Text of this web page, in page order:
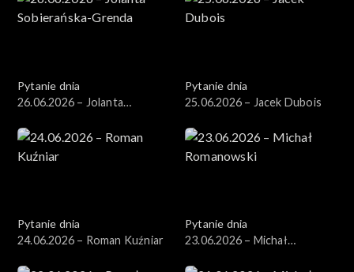
Pytanie dnia
26.06.2026 – Jolanta
Pytanie dnia
25.06.2026 – Jacek Dubois
Pytanie dnia
24.06.2026 – Roman Kuźniar
Pytanie dnia
23.06.2026 – Michał